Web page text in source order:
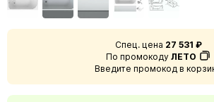
Спец. цена 27 531 ₽
По промокоду ЛЕТО
Введите промокод в